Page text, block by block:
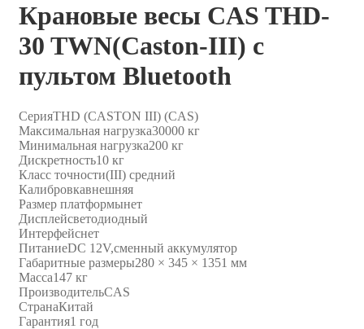
Крановые весы CAS THD-
30 TWN(Caston-III) с
пультом Bluetooth
СерияTHD (CASTON III) (CAS)
Максимальная нагрузка30000 кг
Минимальная нагрузка200 кг
Дискретность10 кг
Класс точности(III) средний
Калибровкавнешняя
Размер платформынет
Дисплейсветодиодный
Интерфейснет
ПитаниеDC 12V,сменный аккумулятор
Габаритные размеры280 × 345 × 1351 мм
Масса147 кг
ПроизводительCAS
СтранаКитай
Гарантия1 год